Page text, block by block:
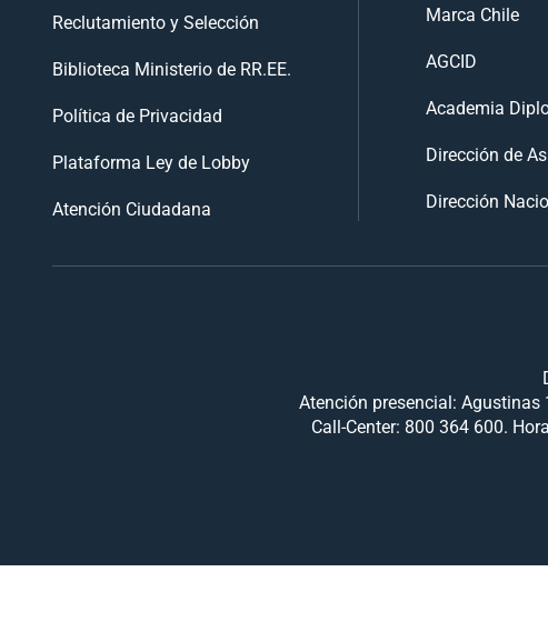
Reclutamiento y Selección
Biblioteca Ministerio de RR.EE.
Política de Privacidad
Plataforma Ley de Lobby
Atención Ciudadana
Marca Chile
AGCID
Academia
Dirección de
Dirección
Atención presencial: Agustinas
Call-Center: 800 364 600.